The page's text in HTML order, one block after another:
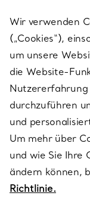
SERVICES
ÜBER TIFFANY &
RECHTLICHE
FOLGEN SIE UNS
Wir verwenden
(„Cookies“),
um unsere
die Website-
Nutzererfahrung
durchzuführen
und
Um mehr über
und wie Sie Ihre
ändern können,
Richtlinie.